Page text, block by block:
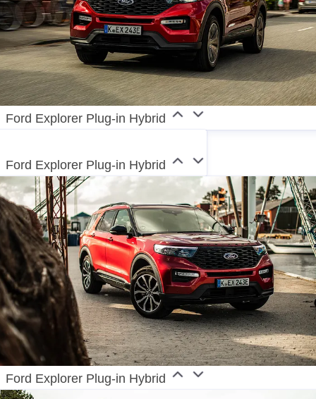
Ford Explorer Plug-in Hybrid
Ford Explorer Plug-in Hybrid
Ford Explorer Plug-in Hybrid